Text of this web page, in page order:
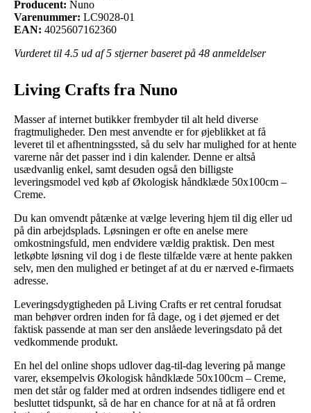
Producent: Nuno
Varenummer: LC9028-01
EAN: 4025607162360
Vurderet til 4.5 ud af 5 stjerner baseret på 48 anmeldelser
Living Crafts fra Nuno
Masser af internet butikker frembyder til alt held diverse
fragtmuligheder. Den mest anvendte er for øjeblikket at få
leveret til et afhentningssted, så du selv har mulighed for at hente
varerne når det passer ind i din kalender. Denne er altså
usædvanlig enkel, samt desuden også den billigste
leveringsmodel ved køb af Økologisk håndklæde 50x100cm –
Creme.
Du kan omvendt påtænke at vælge levering hjem til dig eller ud
på din arbejdsplads. Løsningen er ofte en anelse mere
omkostningsfuld, men endvidere vældig praktisk. Den mest
letkøbte løsning vil dog i de fleste tilfælde være at hente pakken
selv, men den mulighed er betinget af at du er nærved e-firmaets
adresse.
Leveringsdygtigheden på Living Crafts er ret central forudsat
man behøver ordren inden for få dage, og i det øjemed er det
faktisk passende at man ser den anslåede leveringsdato på det
vedkommende produkt.
En hel del online shops udlover dag-til-dag levering på mange
varer, eksempelvis Økologisk håndklæde 50x100cm – Creme,
men det står og falder med at ordren indsendes tidligere end et
besluttet tidspunkt, så de har en chance for at nå at få ordren